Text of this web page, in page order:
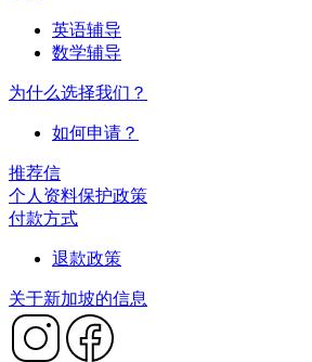
英语辅导
数学辅导
为什么选择我们？
如何申请？
推荐信
个人资料保护政策
付款方式
退款政策
关于新加坡的信息